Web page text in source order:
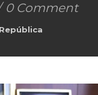
0 Comment